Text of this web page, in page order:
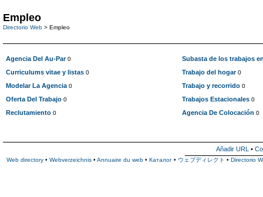
Empleo
Directorio Web > Empleo
Agencia Del Au-Par0
Curriculums vitae y listas 0
Modelar La Agencia 0
Oferta Del Trabajo 0
Reclutamiento 0
Subasta de los trabajos
Trabajo del hogar0
Trabajo y recorrido 0
Trabajos Estacionales 0
Agencia De Colocación 0
Añadir URL •
Web directory • Webverzeichnis • Annuaire du web • Каталог • ウェブディレクト • Directorio